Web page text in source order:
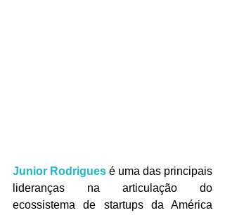
Junior Rodrigues é uma das principais
lideranças na articulação do
ecossistema de startups da América